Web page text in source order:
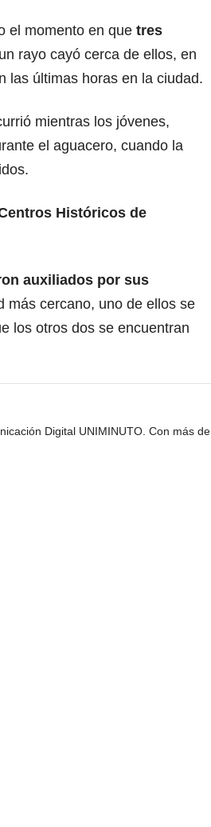
el momento en que tres
rayo cayó cerca de ellos, en
las últimas horas en la ciudad.
mientras los jóvenes,
el aguacero, cuando la
Históricos de
auxiliados por sus
más cercano, uno de ellos se
los otros dos se encuentran
Digital UNIMINUTO. Con más de